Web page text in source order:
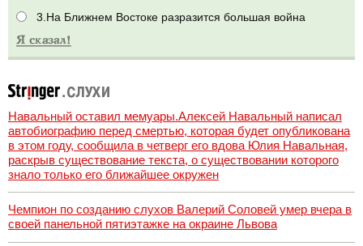
3.На Ближнем Востоке разразится большая война
Навальный оставил мемуары.Алексей Навальный написал
автобиографию перед смертью, которая будет опубликована
в этом году, сообщила в четверг его вдова Юлия Навальная,
раскрыв существование текста, о существовании которого
знало только его ближайшее окружен
Чемпион по созданию слухов Валерий Соловей умер вчера в
своей панельной пятиэтажке на окраине Львова